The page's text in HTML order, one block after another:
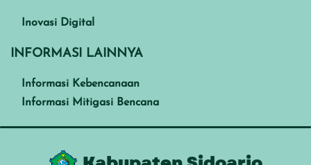
Inovasi Digital
INFORMASI LAINNYA
Informasi Kebencanaan
Informasi Mitigasi Bencana